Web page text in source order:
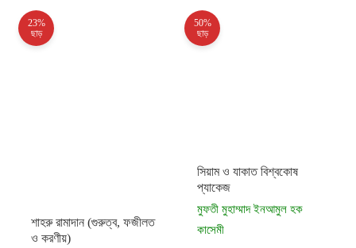
23%
ছাড়
শাহরু রামাদান (গুরুত্ব, ফজীলত
ও করণীয়)
50%
ছাড়
সিয়াম ও যাকাত বিশ্বকোষ
প্যাকেজ
মুফতী মুহাম্মাদ ইনআমুল হক
কাসেমী